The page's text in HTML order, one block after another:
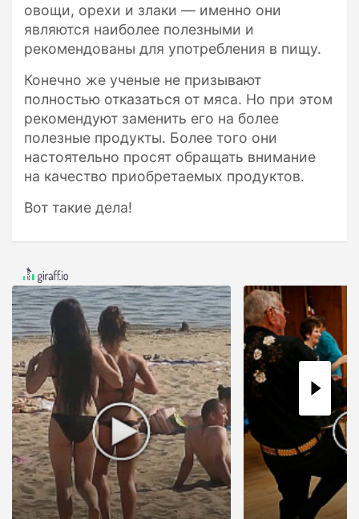
овощи, орехи и злаки — именно они
являются наиболее полезными и
рекомендованы для употребления в пищу.
Конечно же ученые не призывают
полностью отказаться от мяса. Но при этом
рекомендуют заменить его на более
полезные продукты. Более того они
настоятельно просят обращать внимание
на качество приобретаемых продуктов.
Вот такие дела!